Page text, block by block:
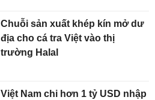
Chuỗi sản xuất khép kín mở dư
địa cho cá tra Việt vào thị
trường Halal
Việt Nam chi hơn 1 tỷ USD nhập